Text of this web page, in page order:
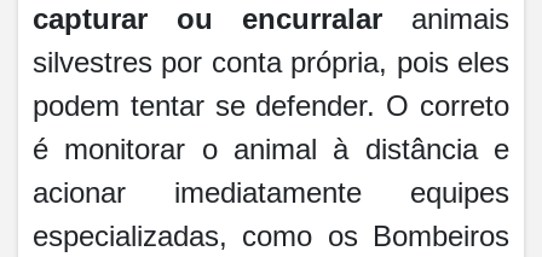
capturar ou encurralar animais
silvestres por conta própria, pois eles
podem tentar se defender. O correto
é monitorar o animal à distância e
acionar imediatamente equipes
especializadas, como os Bombeiros